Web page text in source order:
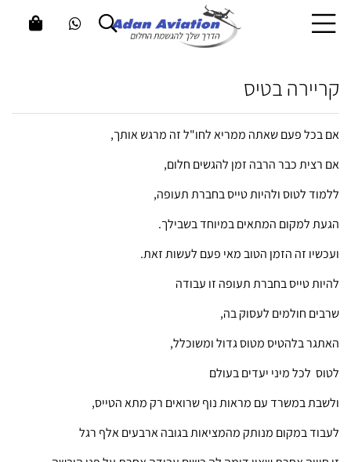
קריירה בטיס
אם בכל פעם שאתה ממריא לחו"ל זה מרגש אותך,
אם רצית כבר הרבה זמן להגשים חלום,
ללמוד לטוס ולהיות טייס בחברת תעופה,
הגעת למקום המתאים במיוחד בשבילך.
ועכשיו זה הזמן הטוב מאי פעם לעשות זאת.
להיות טייס בחברת תעופה זו עבודה
שרבים חולמים לעסוק בה,
האתגר בלהטיס מטוס גדול ומשוכלל,
לטוס לכל מיני יעדים בעולם
ולשבת במשרד עם מראות נוף שרואים רק מתא הטייס,
לעבוד במקום מנותק מהמציאות בגובה ארבעים אלף רגל